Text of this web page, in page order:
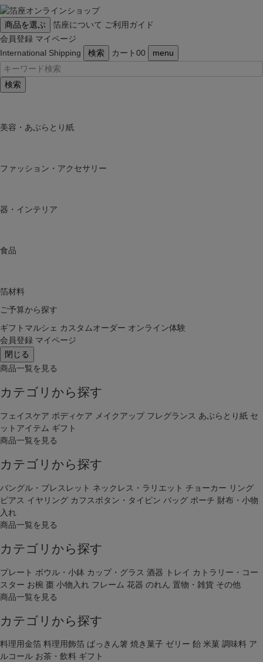
商品を選ぶ 箔座について ご利用ガイド
会員登録 マイページ
International Shipping
検索 カート00 menu
検索
美容・あぶらとり紙
ファッション・アクセサリー
器・インテリア
食品
箔材料
ご予算から探す
ギフトマルシェ カスタムオーダー オンライン体験
会員登録 マイページ
閉じる
商品一覧を見る
カテゴリから探す
フェイスケア ボディケア メイクアップ フレグランス あぶらとり紙 セ
ットアイテム ギフト
商品一覧を見る
カテゴリから探す
バングル・ブレスレット ネックレス・ラリエット チョーカー リング
ピアス イヤリング カフスボタン・タイピン バッグ ポーチ 財布・小物
入れ
商品一覧を見る
カテゴリから探す
プレート ボウル・小鉢 カップ・グラス 酒器 トレイ カトラリー・コー
スター お椀 棗 小物入れ フレーム 花器 のれん 置物・雑貨 その他
商品一覧を見る
カテゴリから探す
料理用金箔 料理用飾箔 ぱっきん箸 焼き菓子 ゼリー 飴 米菓 調味料 ア
ルコール お茶・飲料 ギフト